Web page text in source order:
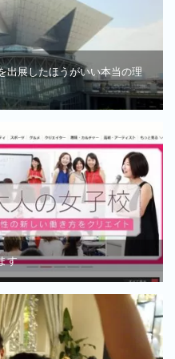
出展したほうがいい本当の理
す